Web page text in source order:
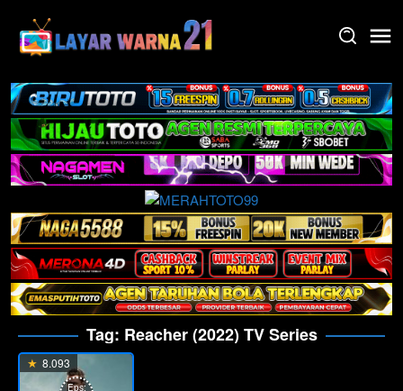
content
Tag: Reacher (2022) TV Series
8.093
Eps: